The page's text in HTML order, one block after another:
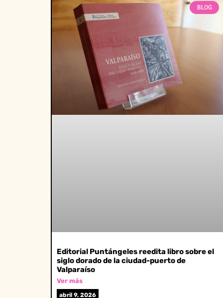
BLOG
Editorial Puntángeles reedita libro sobre el
siglo dorado de la ciudad-puerto de
Valparaíso
Ver más
abril 9, 2026